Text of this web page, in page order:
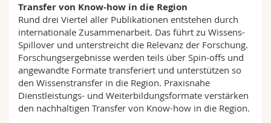
Transfer von Know-how in die Region
Rund drei Viertel aller Publikationen entstehen durch
internationale Zusammenarbeit. Das führt zu Wissens-
Spillover und unterstreicht die Relevanz der Forschung.
Forschungsergebnisse werden teils über Spin-offs und
angewandte Formate transferiert und unterstützen so
den Wissenstransfer in die Region. Praxisnahe
Dienstleistungs- und Weiterbildungsformate verstärken
den nachhaltigen Transfer von Know-how in die Region.